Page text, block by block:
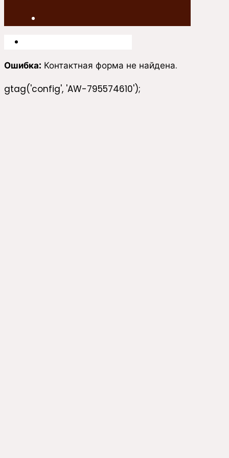
Ошибка: Контактная форма не найдена.
gtag('config', 'AW-795574610');